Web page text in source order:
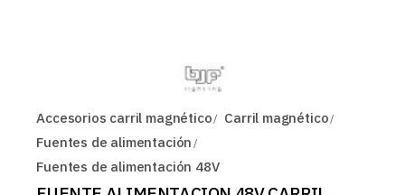
Accesorios carril magnético
Carril magnético
Fuentes de alimentación
Fuentes de alimentación 48V